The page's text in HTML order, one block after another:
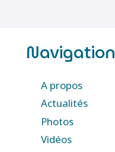
Navigation
A propos
Actualités
Photos
Vidéos